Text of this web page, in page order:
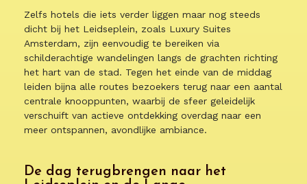
Zelfs hotels die iets verder liggen maar nog steeds
dicht bij het Leidseplein, zoals Luxury Suites
Amsterdam, zijn eenvoudig te bereiken via
schilderachtige wandelingen langs de grachten richting
het hart van de stad. Tegen het einde van de middag
leiden bijna alle routes bezoekers terug naar een aantal
centrale knooppunten, waarbij de sfeer geleidelijk
verschuift van actieve ontdekking overdag naar een
meer ontspannen, avondlijke ambiance.
De dag terugbrengen naar het